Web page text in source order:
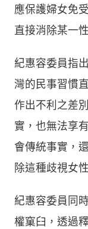
應保護婦女免
直接消除某一
紀惠容委員指
灣的民事習慣
作出不利之差
實，也無法享
會傳統事實，
除這種歧視女
紀惠容委員同
權窠臼，透過